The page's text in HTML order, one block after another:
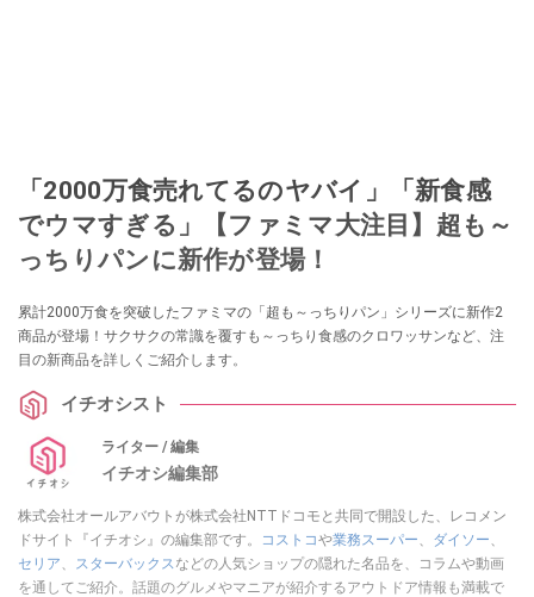
「2000万食売れてるのヤバイ」「新食感
でウマすぎる」【ファミマ大注目】超も～
っちりパンに新作が登場！
累計2000万食を突破したファミマの「超も～っちりパン」シリーズに新作2
商品が登場！サクサクの常識を覆すも～っちり食感のクロワッサンなど、注
目の新商品を詳しくご紹介します。
イチオシスト
ライター / 編集
イチオシ編集部
株式会社オールアバウトが株式会社NTTドコモと共同で開設した、レコメン
ドサイト『イチオシ』の編集部です。
コストコや業務スーパー ダイソー
セリア
スターバックス などの人気ショップの隠れた名品を、コラムや動画
を通してご紹介。話題のグルメやマニアが紹介するアウトドア情報も満載で